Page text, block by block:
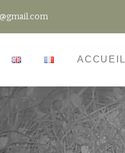
ACCUEIL